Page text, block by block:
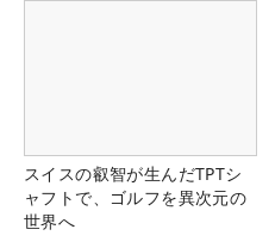
スイスの叡智が生んだTPTシ
ャフトで、ゴルフを異次元の
世界へ